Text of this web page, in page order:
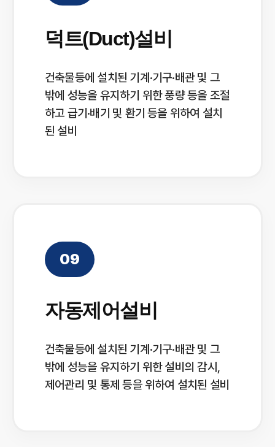
덕트(Duct)설비
건축물등에 설치된 기계·기구·배관 및 그
밖에 성능을 유지하기 위한 풍량 등을 조절
하고 급기·배기 및 환기 등을 위하여 설치
된 설비
09
자동제어설비
건축물등에 설치된 기계·기구·배관 및 그
밖에 성능을 유지하기 위한 설비의 감시,
제어관리 및 통제 등을 위하여 설치된 설비